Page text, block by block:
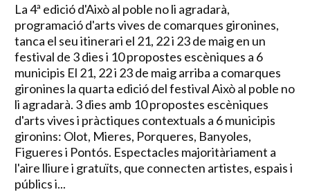
La 4ª edició d'Això al poble no li agradarà,
programació d'arts vives de comarques gironines,
tanca el seu itinerari el 21, 22 i 23 de maig en un
festival de 3 dies i 10 propostes escèniques a 6
municipis El 21, 22 i 23 de maig arriba a comarques
gironines la quarta edició del festival Això al poble no
li agradarà. 3 dies amb 10 propostes escèniques
d'arts vives i pràctiques contextuals a 6 municipis
gironins: Olot, Mieres, Porqueres, Banyoles,
Figueres i Pontós. Espectacles majoritàriament a
l'aire lliure i gratuïts, que connecten artistes, espais i
públics i...